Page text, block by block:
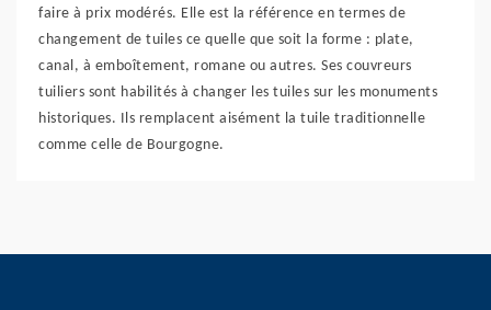
faire à prix modérés. Elle est la référence en termes de
changement de tuiles ce quelle que soit la forme : plate,
canal, à emboîtement, romane ou autres. Ses couvreurs
tuiliers sont habilités à changer les tuiles sur les monuments
historiques. Ils remplacent aisément la tuile traditionnelle
comme celle de Bourgogne.